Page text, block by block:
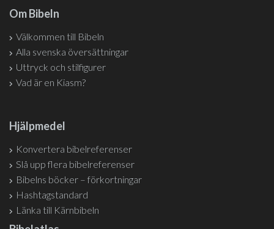
Om Bibeln
Välkommen till Bibeln
Alla svenska översättningar
Uttryck och stilfigurer
Vad är en Kiasm?
Hjälpmedel
Konvertera bibelreferenser
Slå upp flera bibelreferenser
Bibelns böcker – förkortningar
Hashtagstandard
Länka till Kärnbibeln